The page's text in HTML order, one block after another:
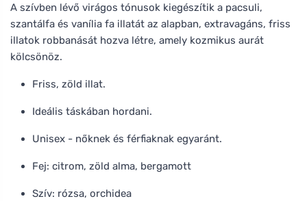
A szívben lévő virágos tónusok kiegészítik a pacsuli,
szantálfa és vanília fa illatát az alapban, extravagáns, friss
illatok robbanását hozva létre, amely kozmikus aurát
kölcsönöz.
Friss, zöld illat.
Ideális táskában hordani.
Unisex - nőknek és férfiaknak egyaránt.
Fej: citrom, zöld alma, bergamott
Szív: rózsa, orchidea